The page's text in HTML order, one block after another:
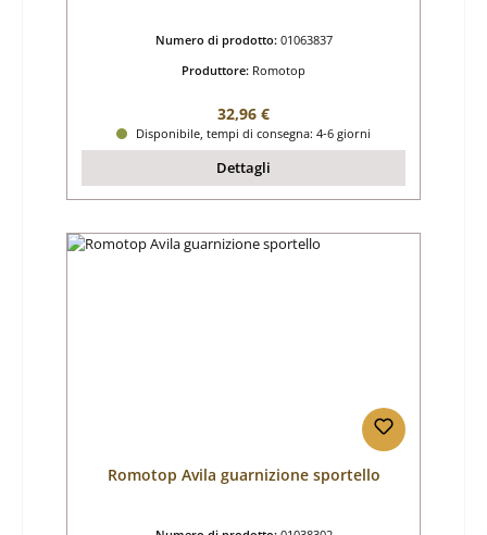
Numero di prodotto: 01063837
Produttore: Romotop
Prezzo normale:
32,96 €
Disponibile, tempi di consegna: 4-6 giorni
Dettagli
Romotop Avila guarnizione sportello